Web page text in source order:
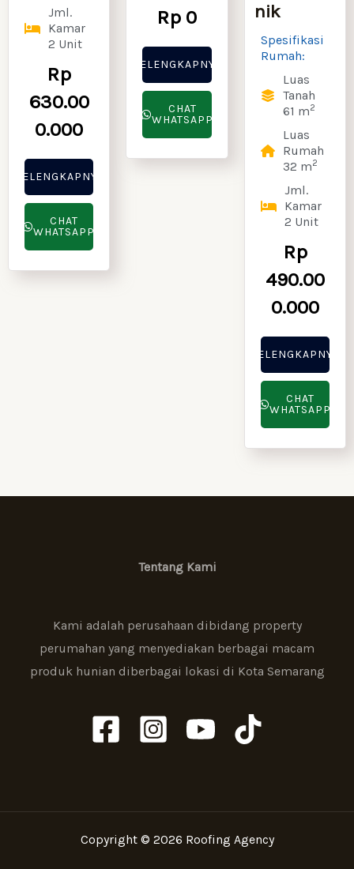
Jml.
Kamar
2 Unit
Rp
630.00
0.000
SELENGKAPNYA
CHAT
WHATSAPP
Rp 0
SELENGKAPNYA
CHAT
WHATSAPP
nik
Spesifikasi
Rumah:
Luas
Tanah
61 m2
Luas
Rumah
32 m2
Jml.
Kamar
2 Unit
Rp
490.00
0.000
SELENGKAPNYA
CHAT
WHATSAPP
Tentang Kami
Kami adalah perusahaan dibidang property
perumahan yang menyediakan berbagai macam
produk hunian diberbagai lokasi di Kota Semarang
Copyright © 2026 Roofing Agency